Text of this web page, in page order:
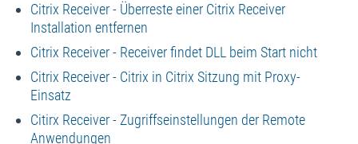
Citrix Receiver - Überreste einer Citrix Receiver
Installation entfernen
Citrix Receiver - Receiver findet DLL beim Start nicht
Citrix Receiver - Citrix in Citrix Sitzung mit Proxy-
Einsatz
Citirx Receiver - Zugriffseinstellungen der Remote
Anwendungen